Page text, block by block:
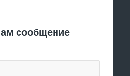
сообщение